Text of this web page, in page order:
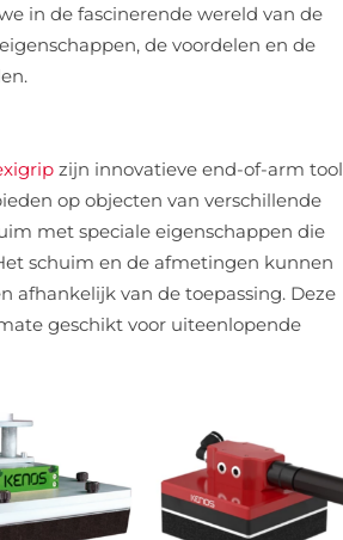
in de fascinerende wereld van de
de voordelen en de
zijn innovatieve end-of-arm
op objecten van verschillende
met speciale eigenschappen die
schuim en de afmetingen kunnen
afhankelijk van de toepassing. Deze
geschikt voor uiteenlopende